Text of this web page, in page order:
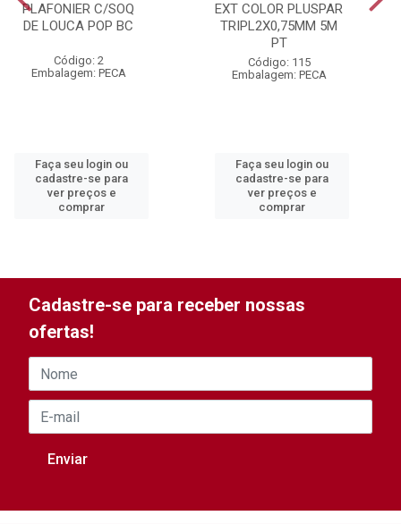
PLAFONIER C/SOQ
DE LOUCA POP BC
Código: 2
Embalagem: PECA
Faça seu login ou
cadastre-se para
ver preços e
comprar
EXT COLOR PLUSPAR
TRIPL2X0,75MM 5M
PT
Código: 115
Embalagem: PECA
Faça seu login ou
cadastre-se para
ver preços e
comprar
Cadastre-se para receber nossas
ofertas!